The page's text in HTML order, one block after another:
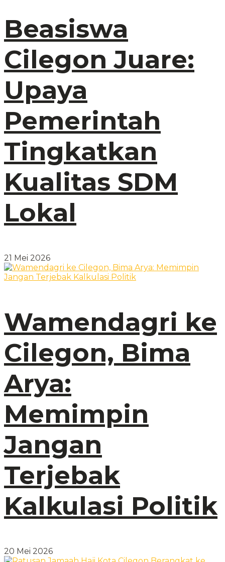
Beasiswa
Cilegon Juare:
Upaya
Pemerintah
Tingkatkan
Kualitas SDM
Lokal
21 Mei 2026
Wamendagri ke
Cilegon, Bima
Arya:
Memimpin
Jangan
Terjebak
Kalkulasi Politik
20 Mei 2026